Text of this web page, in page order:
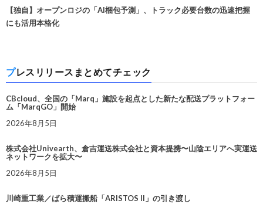
【独自】オープンロジの「AI梱包予測」、トラック必要台数の迅速把握
にも活用本格化
プレスリリースまとめてチェック
CBcloud、全国の「Marq」施設を起点とした新たな配送プラットフォー
ム「MarqGO」開始
2026年8月5日
株式会社Univearth、倉吉運送株式会社と資本提携〜山陰エリアへ実運送
ネットワークを拡大〜
2026年8月5日
川崎重工業／ばら積運搬船「ARISTOS II」の引き渡し